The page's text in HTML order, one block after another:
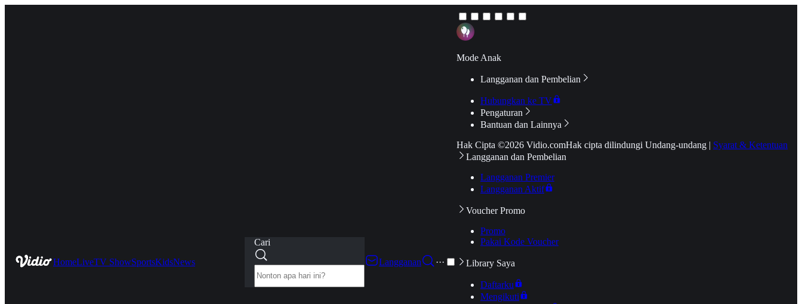
HomeLiveTV ShowSportsKidsNews
Cari
Langganan
···
Mode Anak
Langganan dan Pembelian
Hubungkan ke TV
Pengaturan
Bantuan dan Lainnya
Hak Cipta ©2026 Vidio.comHak cipta dilindungi Undang-undang | Syarat & Ketentuan
Langganan dan Pembelian
Langganan Premier
Langganan Aktif
Voucher Promo
Promo
Pakai Kode Voucher
Library Saya
Daftarku
Mengikuti